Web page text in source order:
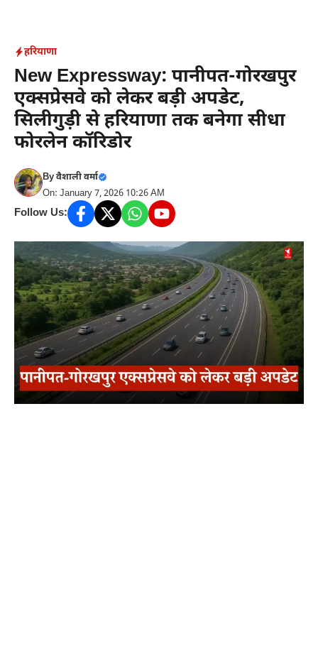
content
हरियाणा
New Expressway: पानीपत-गोरखपुर
एक्सप्रेसवे को लेकर बड़ी अपडेट,
सिलीगुड़ी से हरियाणा तक बनेगा सीधा
फोरलेन कॉरिडोर
Byवैशाली वर्मा
On: January 7, 2026 10:26 AM
Follow Us: